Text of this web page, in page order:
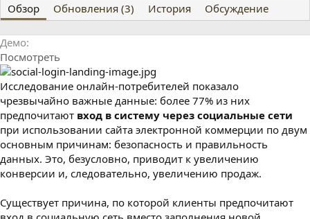
т
о
р
т
а
с
д
а
и
я
Обзор Обновления (3) История Обсуждение
Демо
Посмотреть
Исследование онлайн-потребителей показало
чрезвычайно важные данные: более 77% из них
предпочитают вход в систему через социальные сети
при использовании сайта электронной коммерции по двум
основным причинам: безопасность и правильность
данных. Это, безусловно, приводит к увеличению
конверсии и, следовательно, увеличению продаж.
Существует причина, по которой клиенты предпочитают